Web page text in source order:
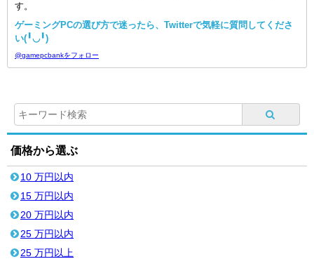
す。
ゲーミングPCの選び方で迷ったら、Twitterで気軽に質問してくださ
い(╹◡╹)
@gamepcbankをフォロー
価格から選ぶ
10 万円以内
15 万円以内
20 万円以内
25 万円以内
25 万円以上